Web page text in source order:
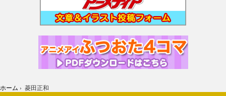
ホーム › 菱田正和